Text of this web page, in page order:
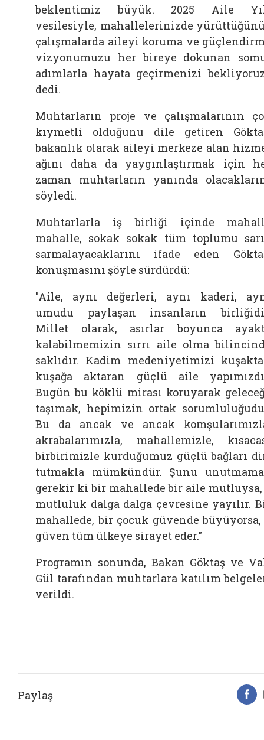
beklentimiz büyük. 2025 Aile
vesilesiyle, mahallelerinizde
çalışmalarda aileyi koruma ve
vizyonumuzu her bireye dokunan
adımlarla hayata geçirmenizi
dedi.
Muhtarların proje ve çalışmalarının
kıymetli olduğunu dile getiren
bakanlık olarak aileyi merkeze alan
ağını daha da yaygınlaştırmak için
zaman muhtarların yanında
söyledi.
Muhtarlarla iş birliği içinde
mahalle, sokak sokak tüm toplumu
sarmalayacaklarını ifade eden
konuşmasını şöyle sürdürdü:
"Aile, aynı değerleri, aynı kaderi,
umudu paylaşan insanların
Millet olarak, asırlar boyunca
kalabilmemizin sırrı aile olma
saklıdır. Kadim medeniyetimizi
kuşağa aktaran güçlü aile
Bugün bu köklü mirası koruyarak
taşımak, hepimizin ortak
Bu da ancak ve ancak
akrabalarımızla, mahallemizle,
birbirimizle kurduğumuz güçlü bağları
tutmakla mümkündür. Şunu
gerekir ki bir mahallede bir aile mutluysa,
mutluluk dalga dalga çevresine yayılır.
mahallede, bir çocuk güvende büyüyorsa,
güven tüm ülkeye sirayet eder."
Programın sonunda, Bakan Göktaş ve
Gül tarafından muhtarlara katılım
verildi.
Paylaş